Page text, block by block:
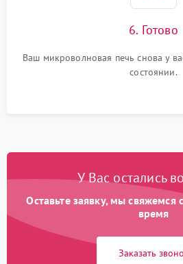
6. Готово
Ваш микроволновая печь снова у
состоянии.
У Вас остались
Оставьте заявку, мы
время
Заказать